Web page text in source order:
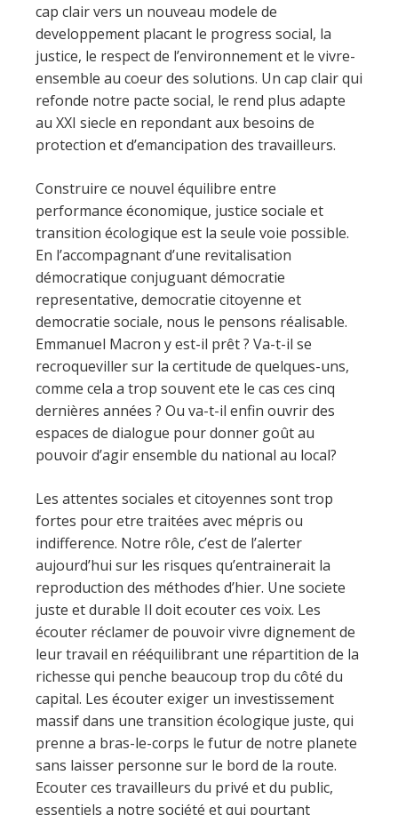
cap clair vers un nouveau modele de
developpement placant le progress social, la
justice, le respect de l’environnement et le vivre-
ensemble au coeur des solutions. Un cap clair qui
refonde notre pacte social, le rend plus adapte
au XXI siecle en repondant aux besoins de
protection et d’emancipation des travailleurs.
Construire ce nouvel équilibre entre
performance économique, justice sociale et
transition écologique est la seule voie possible.
En l’accompagnant d’une revitalisation
démocratique conjuguant démocratie
representative, democratie citoyenne et
democratie sociale, nous le pensons réalisable.
Emmanuel Macron y est-il prêt ? Va-t-il se
recroqueviller sur la certitude de quelques-uns,
comme cela a trop souvent ete le cas ces cinq
dernières années ? Ou va-t-il enfin ouvrir des
espaces de dialogue pour donner goût au
pouvoir d’agir ensemble du national au local?
Les attentes sociales et citoyennes sont trop
fortes pour etre traitées avec mépris ou
indifference. Notre rôle, c’est de l’alerter
aujourd’hui sur les risques qu’entrainerait la
reproduction des méthodes d’hier. Une societe
juste et durable Il doit ecouter ces voix. Les
écouter réclamer de pouvoir vivre dignement de
leur travail en rééquilibrant une répartition de la
richesse qui penche beaucoup trop du côté du
capital. Les écouter exiger un investissement
massif dans une transition écologique juste, qui
prenne a bras-le-corps le futur de notre planete
sans laisser personne sur le bord de la route.
Ecouter ces travailleurs du privé et du public,
essentiels a notre société et qui pourtant